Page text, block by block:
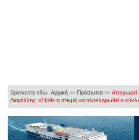
Βρίσκεστε εδώ: Αρχική >> Πρόσωπα >> Αποχωρεί
Λιαρέλλης: «Ήρθε η στιγμή να ολοκληρωθεί ο